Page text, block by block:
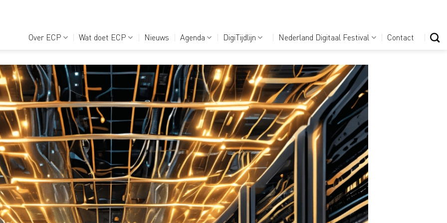
Over ECP Wat doet ECP Nieuws Agenda DigiTijdlijn Nederland Digitaal Festival Contact